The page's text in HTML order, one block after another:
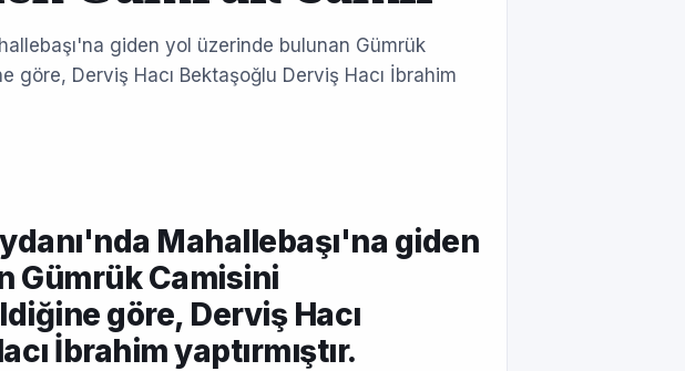
giden yol üzerinde bulunan Gümrük
göre, Derviş Hacı Bektaşoğlu Derviş Hacı İbrahim
Mahallebaşı'na giden
Gümrük Camisini
göre, Derviş Hacı
İbrahim yaptırmıştır.